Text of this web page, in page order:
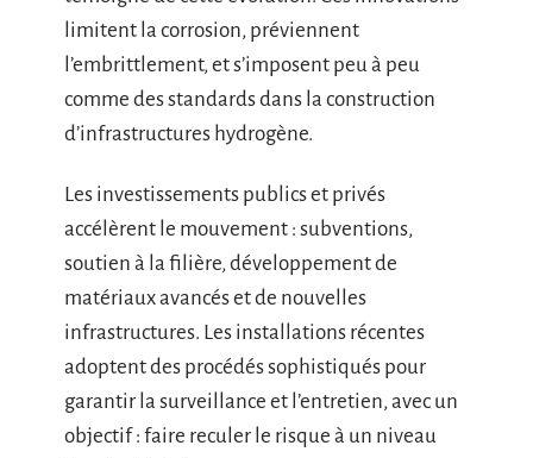
limitent la corrosion, préviennent
l’embrittlement, et s’imposent peu à peu
comme des standards dans la construction
d’infrastructures hydrogène.
Les investissements publics et privés
accélèrent le mouvement : subventions,
soutien à la filière, développement de
matériaux avancés et de nouvelles
infrastructures. Les installations récentes
adoptent des procédés sophistiqués pour
garantir la surveillance et l’entretien, avec un
objectif : faire reculer le risque à un niveau